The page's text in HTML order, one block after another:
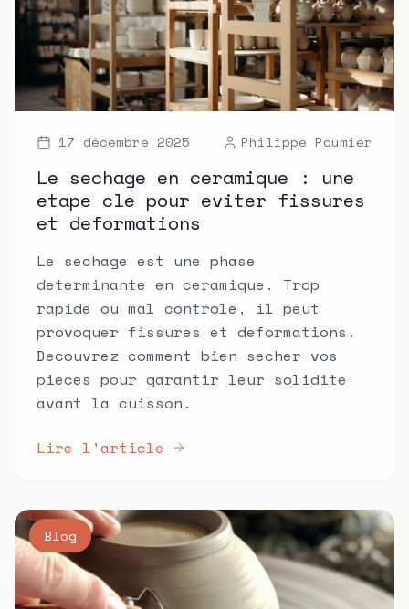
17 décembre 2025 Philippe Paumier
Le sechage en ceramique : une
etape cle pour eviter fissures
et deformations
Le sechage est une phase
determinante en ceramique. Trop
rapide ou mal controle, il peut
provoquer fissures et deformations.
Decouvrez comment bien secher vos
pieces pour garantir leur solidite
avant la cuisson.
Lire l'article
Blog